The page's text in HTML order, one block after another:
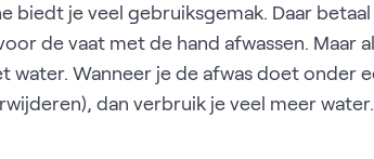
biedt je veel gebruiksgemak. Daar
de vaat met de hand afwassen. Maar
water. Wanneer je de afwas doet onder
dan verbruik je veel meer